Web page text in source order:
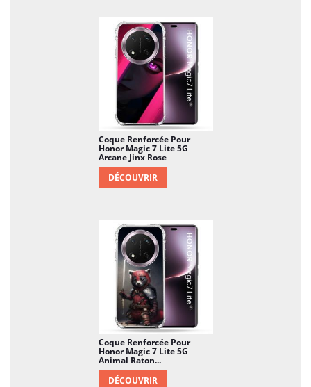
Coque Renforcée Pour
Honor Magic 7 Lite 5G
Arcane Jinx Rose
DÉCOUVRIR
Coque Renforcée Pour
Honor Magic 7 Lite 5G
Animal Raton...
DÉCOUVRIR